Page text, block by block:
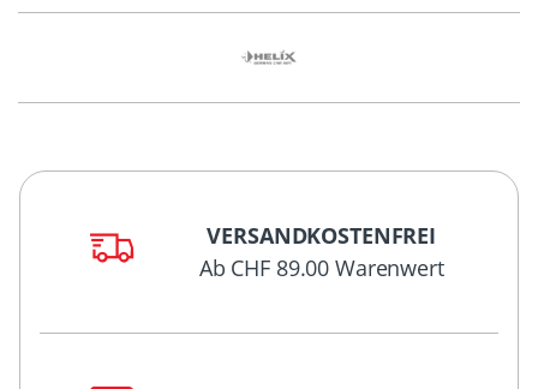
VERSANDKOSTENFREI
Ab CHF 89.00 Warenwert